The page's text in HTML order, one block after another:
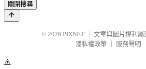
關閉搜尋
© 2026 PIXNET
文章與圖片權利屬
隱私權政策
服務聲明
⚠️